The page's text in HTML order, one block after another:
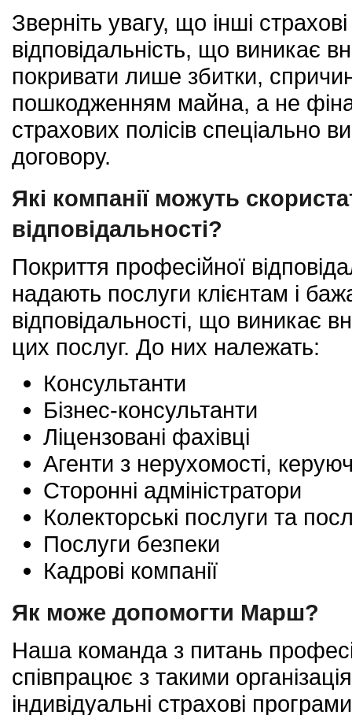
Зверніть увагу, що інші
відповідальність, що виникає
покривати лише збитки,
пошкодженням майна, а не
страхових полісів спеціально
договору.
Які компанії можуть
відповідальності?
Покриття професійної
надають послуги клієнтам і
відповідальності, що виникає
цих послуг. До них належать:
Консультанти
Бізнес-консультанти
Ліцензовані фахівці
Агенти з нерухомості,
Сторонні адміністратори
Колекторські послуги та
Послуги безпеки
Кадрові компанії
Як може допомогти Марш?
Наша команда з питань
співпрацює з такими
індивідуальні страхові